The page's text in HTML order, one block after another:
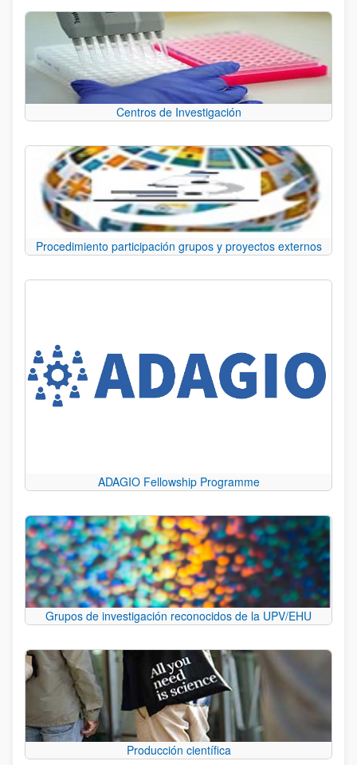
Centros de Investigación
Procedimiento participación grupos y proyectos externos
ADAGIO Fellowship Programme
Grupos de investigación reconocidos de la UPV/EHU
Producción científica